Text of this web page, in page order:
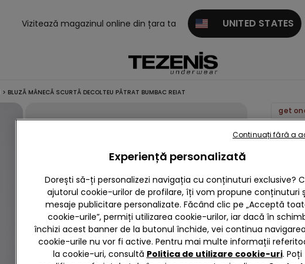
Vizitează magazinul online din țara ta UNITED STATES
> BLUZĂ MÂNECĂ SCURTĂ DECOLTEU PĂTRAT BUMBAC REIAT
Bluză
Pătrat
Reiat
69,90
Experiență personalizată
Dorești să-ți personalizezi navigația cu conținuturi exclusive?
ajutorul cookie-urilor de profilare, îți vom propune conținuturi
mesaje publicitare personalizate. Făcând clic pe „Acceptă
cookie-urile”, permiți utilizarea cookie-urilor, iar dacă în
închizi acest banner de la butonul închide, vei continua
cookie-urile nu vor fi active. Pentru mai multe informații
la cookie-uri, consultă Politica de utilizare cookie-uri. Poți
Continuați fără a